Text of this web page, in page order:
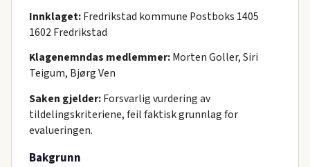
Innklaget:Fredrikstad kommune Postboks 1405
1602 Fredrikstad
Klagenemndas medlemmer:Morten Goller, Siri
Teigum, Bjørg Ven
Saken gjelder:Forsvarlig vurdering av
tildelingskriteriene, feil faktisk grunnlag for
evalueringen.
Bakgrunn